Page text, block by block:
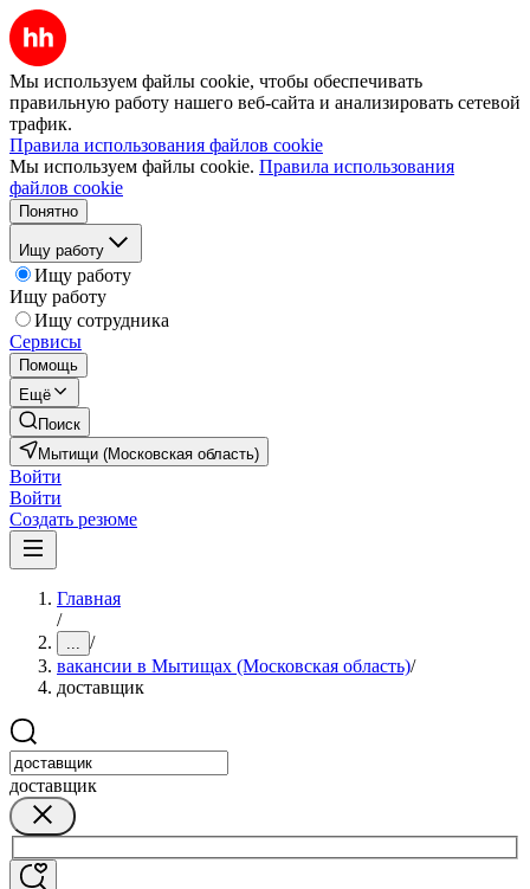
Мы используем файлы cookie, чтобы обеспечивать
правильную работу нашего веб-сайта и анализировать сетевой
трафик.
Правила использования файлов cookie
Мы используем файлы cookie. Правила использования
файлов cookie
Понятно
Ищу работу
Ищу работу
Ищу работу
Ищу сотрудника
Сервисы
Помощь
Ещё
Поиск
Мытищи (Московская область)
Войти
Войти
Создать резюме
Главная
/
... /
вакансии в Мытищах (Московская область)/
доставщик
доставщик